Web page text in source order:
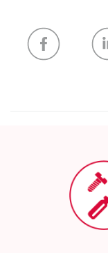
Ma liste